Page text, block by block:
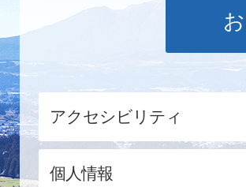
アクセシビリティ
個人情報